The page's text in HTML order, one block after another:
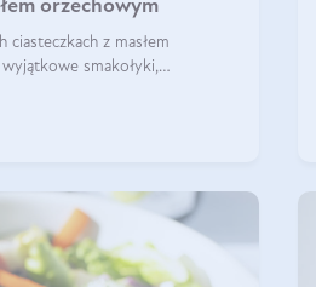
orzechowym
z masłem
smakołyki,